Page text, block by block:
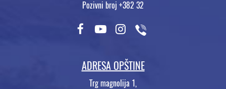
Pozivni broj +382 32
ADRESA OPŠTINE
Trg magnolija 1,